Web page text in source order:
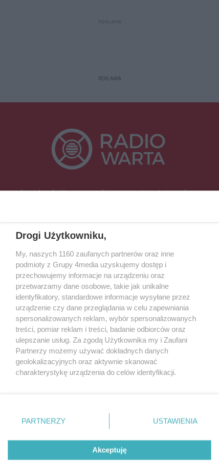
REKLAMA
REKLAMA
Specjalnie dla Was postanowiliśmy stworzyć rozgłośnię radiową
Śrem, Jarocin, Gniezno, Ostrów Wlkp.).
Kontakt Reklama Patronat
Dane firmowe
Regulamin serwisu i ogłoszeń drobnych
Regulamin konkursów
Polityka prywatności
Przetwarzanie danych osobowych
Zapisz się do newslettera
Dołącz do grona ludzi najlepiej poinformowanych!
Zapisz się »
Drogi Użytkowniku,
My, naszych 1160 zaufanych partnerów oraz inne
podmioty z Grupy 4media uzyskujemy dostęp i
przechowujemy informacje na urządzeniu oraz
przetwarzamy dane osobowe, takie jak unikalne
identyfikatory, standardowe informacje wysyłane przez
urządzenie czy dane przeglądania w celu zapewniania
spersonalizowanych reklam, wybór spersonalizowanych
treści, pomiar reklam i treści, badanie odbiorców oraz
ulepszanie usług. Za zgodą Użytkownika my i Zaufani
Partnerzy możemy używać dokładnych danych
geolokalizacyjnych oraz aktywnie skanować
charakterystykę urządzenia do celów identyfikacji.
zmienić/wycofać klikając przycisk ustawień prywatności
znajdujący się w lewym dolnym rogu strony
. Niektóre
użytkownika, ale masz prawo sprzeciwić się takiemu
przetwarzaniu. Preferencje będą miały zastosowania tylko
PARTNERZY USTAWIENIA
Akceptuję